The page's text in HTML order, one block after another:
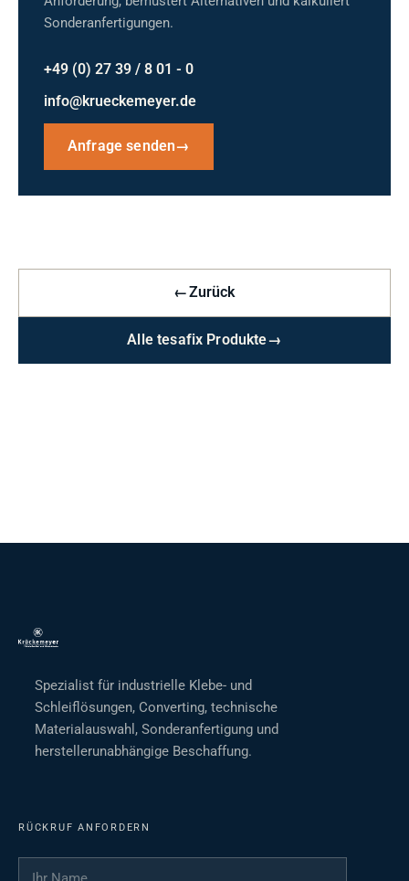
Sonderanfertigungen.
+49 (0) 27 39 / 8 01 - 0
info@krueckemeyer.de
Anfrage senden→
←Zurück
Alle tesafix Produkte→
Spezialist für industrielle Klebe- und
Schleiflösungen, Converting, technische
Materialauswahl, Sonderanfertigung und
herstellerunabhängige Beschaffung.
RÜCKRUF ANFORDERN
Ihr Name